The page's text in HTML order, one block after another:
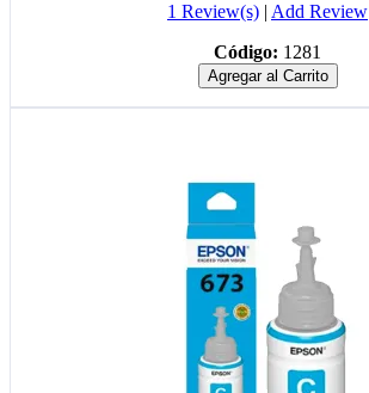
1 Review(s) | Add Review
Código: 1281
Agregar al Carrito